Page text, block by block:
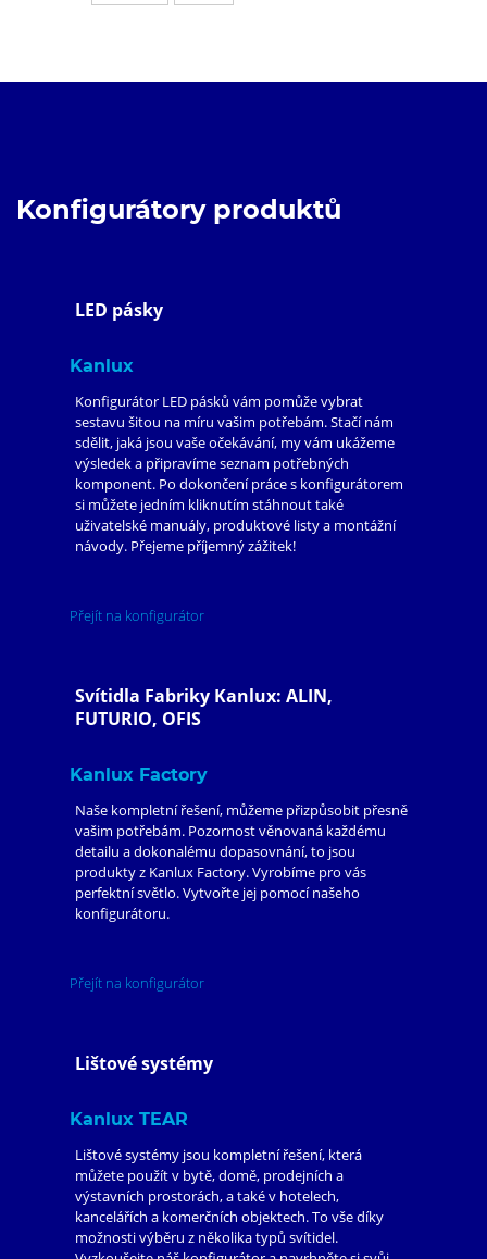
Konfigurátory produktů
LED pásky
Kanlux
Konfigurátor LED pásků vám pomůže vybrat
sestavu šitou na míru vašim potřebám. Stačí nám
sdělit, jaká jsou vaše očekávání, my vám ukážeme
výsledek a připravíme seznam potřebných
komponent. Po dokončení práce s konfigurátorem
si můžete jedním kliknutím stáhnout také
uživatelské manuály, produktové listy a montážní
návody. Přejeme příjemný zážitek!
Přejít na konfigurátor
Svítidla Fabriky Kanlux: ALIN,
FUTURIO, OFIS
Kanlux Factory
Naše kompletní řešení, můžeme přizpůsobit přesně
vašim potřebám. Pozornost věnovaná každému
detailu a dokonalému dopasovnání, to jsou
produkty z Kanlux Factory. Vyrobíme pro vás
perfektní světlo. Vytvořte jej pomocí našeho
konfigurátoru.
Přejít na konfigurátor
Lištové systémy
Kanlux TEAR
Lištové systémy jsou kompletní řešení, která
můžete použít v bytě, domě, prodejních a
výstavních prostorách, a také v hotelech,
kancelářích a komerčních objektech. To vše díky
možnosti výběru z několika typů svítidel.